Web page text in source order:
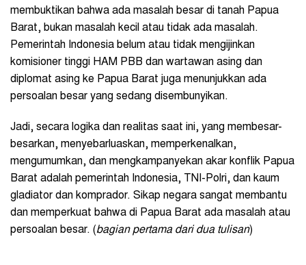
membuktikan bahwa ada masalah besar di tanah Papua
Barat, bukan masalah kecil atau tidak ada masalah.
Pemerintah Indonesia belum atau tidak mengijinkan
komisioner tinggi HAM PBB dan wartawan asing dan
diplomat asing ke Papua Barat juga menunjukkan ada
persoalan besar yang sedang disembunyikan.
Jadi, secara logika dan realitas saat ini, yang membesar-
besarkan, menyebarluaskan, memperkenalkan,
mengumumkan, dan mengkampanyekan akar konflik Papua
Barat adalah pemerintah Indonesia, TNI-Polri, dan kaum
gladiator dan komprador. Sikap negara sangat membantu
dan memperkuat bahwa di Papua Barat ada masalah atau
persoalan besar. (bagian pertama dari dua tulisan)